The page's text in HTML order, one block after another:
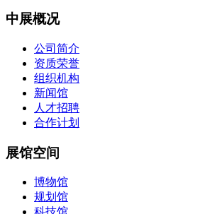
中展概况
公司简介
资质荣誉
组织机构
新闻馆
人才招聘
合作计划
展馆空间
博物馆
规划馆